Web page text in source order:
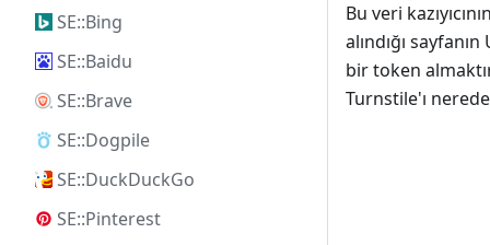
SE::Bing
SE::Baidu
SE::Brave
SE::Dogpile
SE::DuckDuckGo
SE::Pinterest
Bu veri
alındığı
bir token
Turnstile'ı